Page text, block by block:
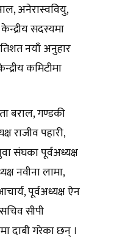
अनेरास्ववियु,
सदस्यमा
नयाँ अनुहार
कमिटीमा
बराल, गण्डकी
राजीव पहारी,
संघका पूर्वअध्यक्ष
नवीना लामा,
पूर्वअध्यक्ष ऐन
सीपी
दाबी गरेका छन् ।